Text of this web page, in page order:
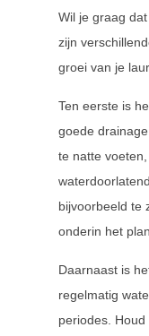
Wil je graag
zijn
groei van je
Ten eerste is
goede
te natte
bijvoorbeeld te
onderin het
Daarnaast is
regelmatig
periodes.